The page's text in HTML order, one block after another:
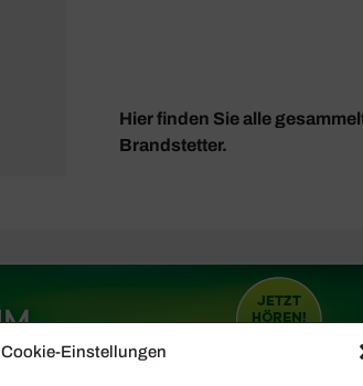
Cookie-Einstellungen
Hier finden Sie alle
Brandstetter.